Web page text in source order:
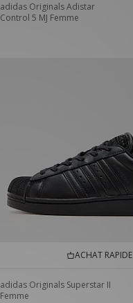
adidas Originals Adistar
Control 5 MJ Femme
ACHAT RAPIDE
adidas Originals Superstar II
Femme